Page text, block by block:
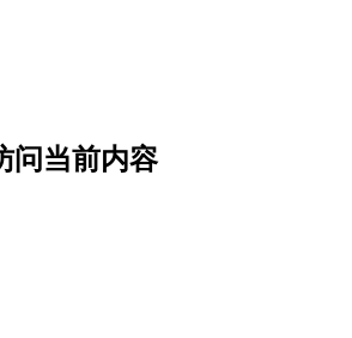
问当前内容